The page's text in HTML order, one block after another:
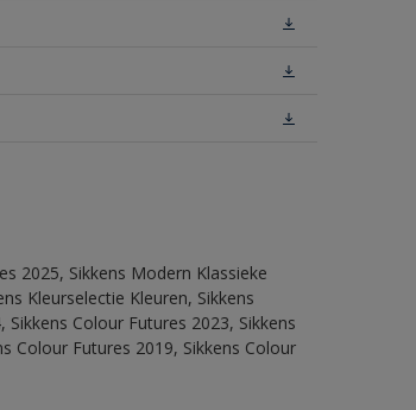
2025, Sikkens Modern Klassieke
Kleurselectie Kleuren, Sikkens
Colour Futures 2023, Sikkens
Colour Futures 2019, Sikkens Colour